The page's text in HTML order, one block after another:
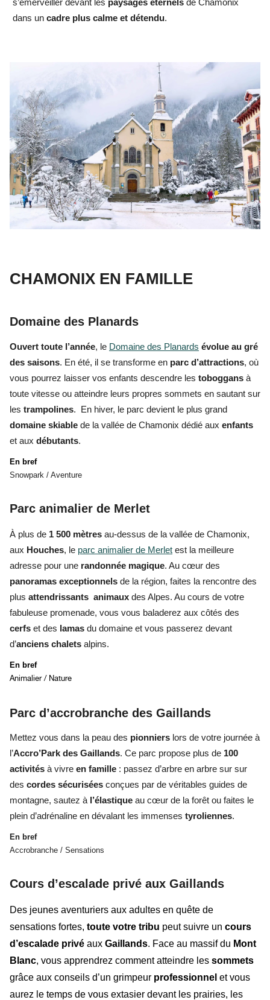
s’émerveiller devant les paysages éternels de Chamonix
dans un cadre plus calme et détendu.
CHAMONIX EN FAMILLE
Domaine des Planards
Ouvert toute l’année, le Domaine des Planards évolue au gré
des saisons. En été, il se transforme en parc d’attractions, où
vous pourrez laisser vos enfants descendre les toboggans à
toute vitesse ou atteindre leurs propres sommets en sautant sur
les trampolines. En hiver, le parc devient le plus grand
domaine skiable de la vallée de Chamonix dédié aux enfants
et aux débutants.
En bref
Snowpark / Aventure
Parc animalier de Merlet
À plus de 1 500 mètres au-dessus de la vallée de Chamonix,
aux Houches, le parc animalier de Merlet est la meilleure
adresse pour une randonnée magique. Au cœur des
panoramas exceptionnels de la région, faites la rencontre des
plus attendrissants animaux des Alpes. Au cours de votre
fabuleuse promenade, vous vous baladerez aux côtés des
cerfs et des lamas du domaine et vous passerez devant
d’anciens chalets alpins.
En bref
Animalier / Nature
Parc d’accrobranche des Gaillands
Mettez vous dans la peau des pionniers lors de votre journée à
l’Accro’Park des Gaillands. Ce parc propose plus de 100
activités à vivre en famille : passez d’arbre en arbre sur sur
des cordes sécurisées conçues par de véritables guides de
montagne, sautez à l’élastique au cœur de la forêt ou faites le
plein d’adrénaline en dévalant les immenses tyroliennes.
En bref
Accrobranche / Sensations
Cours d’escalade privé aux Gaillands
Des jeunes aventuriers aux adultes en quête de
sensations fortes, toute votre tribu peut suivre un cours
d’escalade privé aux Gaillands. Face au massif du Mont
Blanc, vous apprendrez comment atteindre les sommets
grâce aux conseils d’un grimpeur professionnel et vous
aurez le temps de vous extasier devant les prairies, les